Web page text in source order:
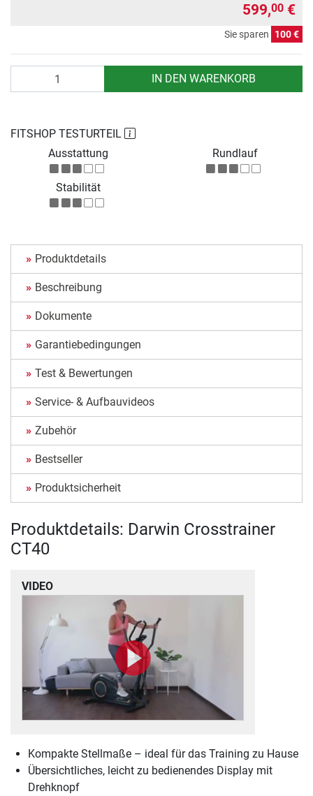
599,00 €
Sie sparen 100 €
IN DEN WARENKORB
FITSHOP TESTURTEIL
Ausstattung
Rundlauf
Stabilität
Produktdetails
Beschreibung
Dokumente
Garantiebedingungen
Test & Bewertungen
Service- & Aufbauvideos
Zubehör
Bestseller
Produktsicherheit
Produktdetails: Darwin Crosstrainer
CT40
VIDEO
Kompakte Stellmaße – ideal für das Training zu Hause
Übersichtliches, leicht zu bedienendes Display mit
Drehknopf